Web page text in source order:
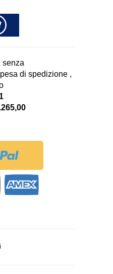
senza
di spedizione ,